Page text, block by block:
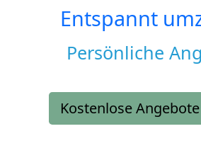
Entspannt
Persönliche
Kostenlose